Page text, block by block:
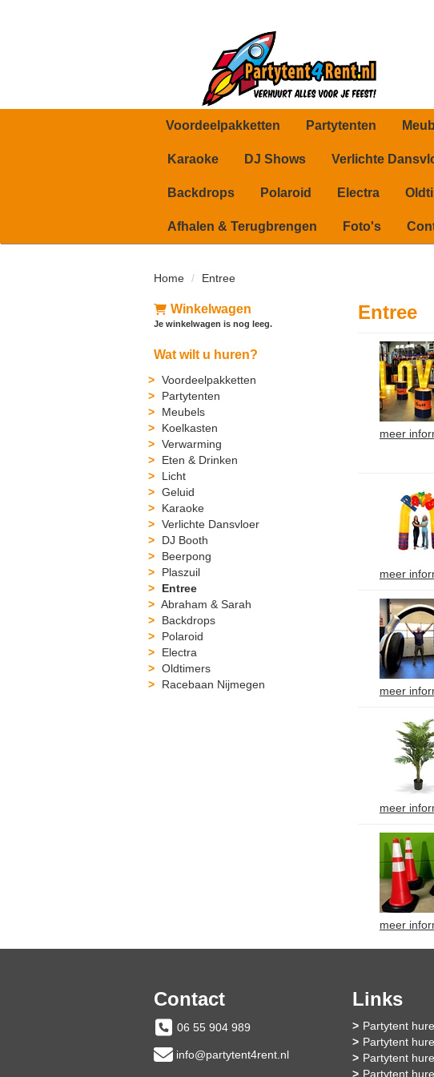
Voordeelpakketten Partytenten
Karaoke DJ Shows Verlichte
Backdrops Polaroid Electra
Afhalen & Terugbrengen Foto's
Home Entree
Winkelwagen
Je winkelwagen is nog leeg.
Wat wilt u huren?
Voordeelpakketten
Partytenten
Meubels
Koelkasten
Verwarming
Eten & Drinken
Licht
Geluid
Karaoke
Verlichte Dansvloer
DJ Booth
Beerpong
Plaszuil
Entree
Abraham & Sarah
Backdrops
Polaroid
Electra
Oldtimers
Racebaan Nijmegen
Entree
meer
meer
meer
meer
meer
Contact
06 55 904 989
info@partytent4rent.nl
Links
Partytent
Partytent
Partytent
Partytent